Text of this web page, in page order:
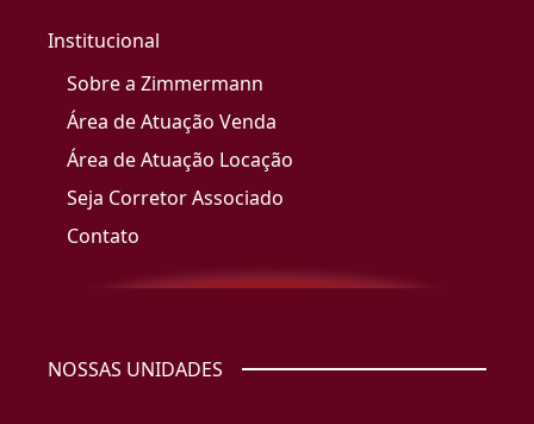
Institucional
Sobre a Zimmermann
Área de Atuação Venda
Área de Atuação Locação
Seja Corretor Associado
Contato
NOSSAS UNIDADES